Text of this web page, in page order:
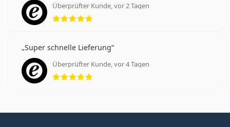
Überprüfter Kunde, vor 2 Tagen
Bewertung 5 aus 5
Super schnelle Lieferung
Überprüfter Kunde, vor 4 Tagen
Bewertung 5 aus 5